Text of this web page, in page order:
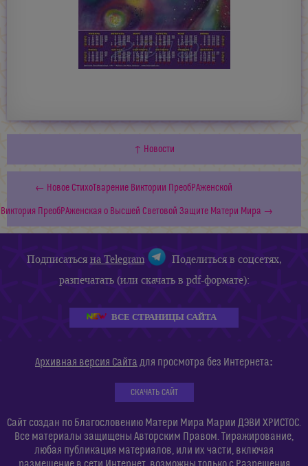
↑ Новости
← Новое СтихоТварение Виктории ПреобРАженской
Виктория ПреобРАженская о Высшей Световой Защите Матери Мира →
Подписатьсяна Telegram
Поделиться в соцсетях,
разпечатать (или скачать в pdf-формате):
ВСЕ СТРАНИЦЫ САЙТА
Архивная версия Сайта для просмотра без Интернета:
СКАЧАТЬ САЙТ
Сайт создан по Благословению Матери Мира Марии ДЭВИ ХРИСТОС.
Все материалы защищены Авторским Правом. Тиражирование,
любая публикация материалов, или их части, включая